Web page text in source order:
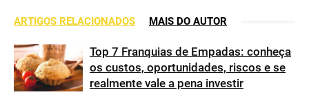
ARTIGOS RELACIONADOS MAIS DO AUTOR
Top 7 Franquias de Empadas: conheça
os custos, oportunidades, riscos e se
realmente vale a pena investir